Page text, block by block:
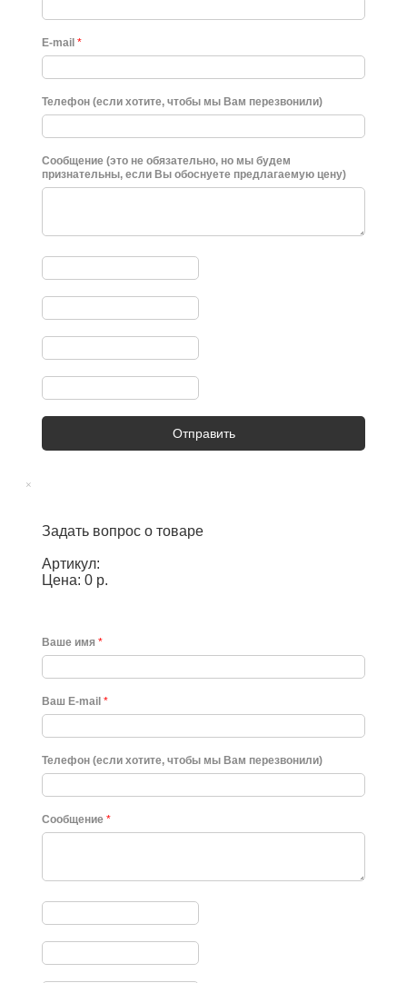
E-mail *
Телефон (если хотите, чтобы мы Вам перезвонили)
Сообщение (это не обязательно, но мы будем
признательны, если Вы обоснуете предлагаемую цену)
Отправить
×
Задать вопрос о товаре
Артикул:
Цена: 0 р.
Ваше имя *
Ваш E-mail *
Телефон (если хотите, чтобы мы Вам перезвонили)
Сообщение *